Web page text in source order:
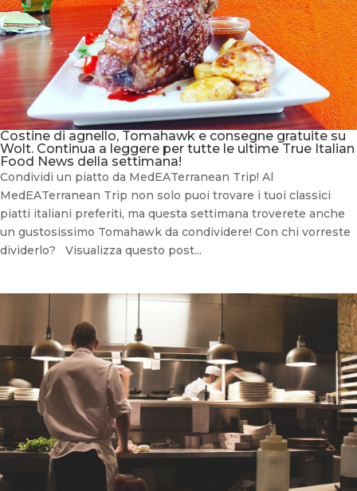
Costine di agnello, Tomahawk e consegne gratuite su
Wolt. Continua a leggere per tutte le ultime True Italian
Food News della settimana!
Condividi un piatto da MedEATerranean Trip! Al
MedEATerranean Trip non solo puoi trovare i tuoi classici
piatti italiani preferiti, ma questa settimana troverete anche
un gustosissimo Tomahawk da condividere! Con chi vorreste
dividerlo? Visualizza questo post...